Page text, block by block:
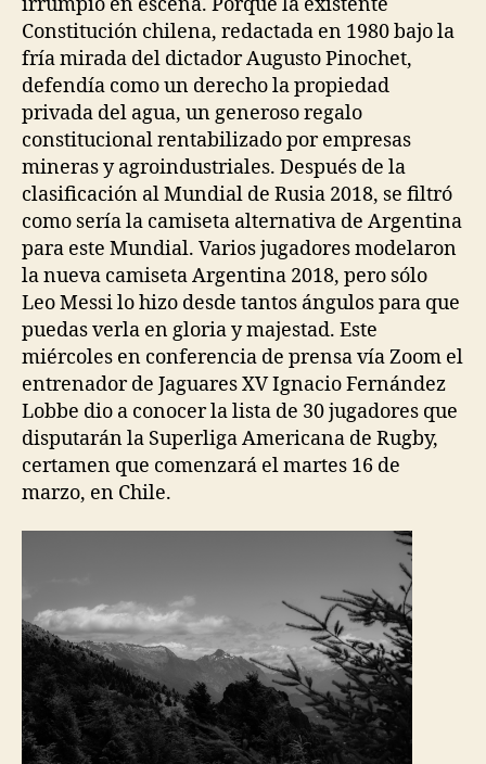
Constitución chilena, redactada en 1980 bajo la
fría mirada del dictador Augusto Pinochet,
defendía como un derecho la propiedad
privada del agua, un generoso regalo
constitucional rentabilizado por empresas
mineras y agroindustriales. Después de la
clasificación al Mundial de Rusia 2018, se filtró
como sería la camiseta alternativa de Argentina
para este Mundial. Varios jugadores modelaron
la nueva camiseta Argentina 2018, pero sólo
Leo Messi lo hizo desde tantos ángulos para que
puedas verla en gloria y majestad. Este
miércoles en conferencia de prensa vía Zoom el
entrenador de Jaguares XV Ignacio Fernández
Lobbe dio a conocer la lista de 30 jugadores que
disputarán la Superliga Americana de Rugby,
certamen que comenzará el martes 16 de
marzo, en Chile.